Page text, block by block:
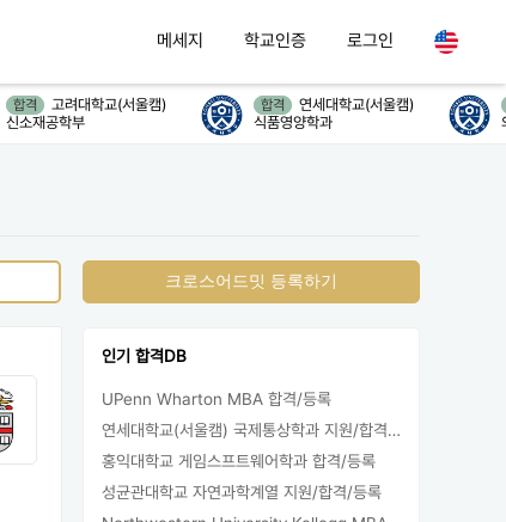
메세지 학교인증 로그인
합격
고려대학교(서울캠)
신소재공학부
합격
연세대학교(서울캠)
식품영양학과
의
크로스어드밋 등록하기
인기 합격DB
UPenn Wharton MBA 합격/등록
연세대학교(서울캠) 국제통상학과 지원/합격/등록
홍익대학교 게임스프트웨어학과 합격/등록
성균관대학교 자연과학계열 지원/합격/등록